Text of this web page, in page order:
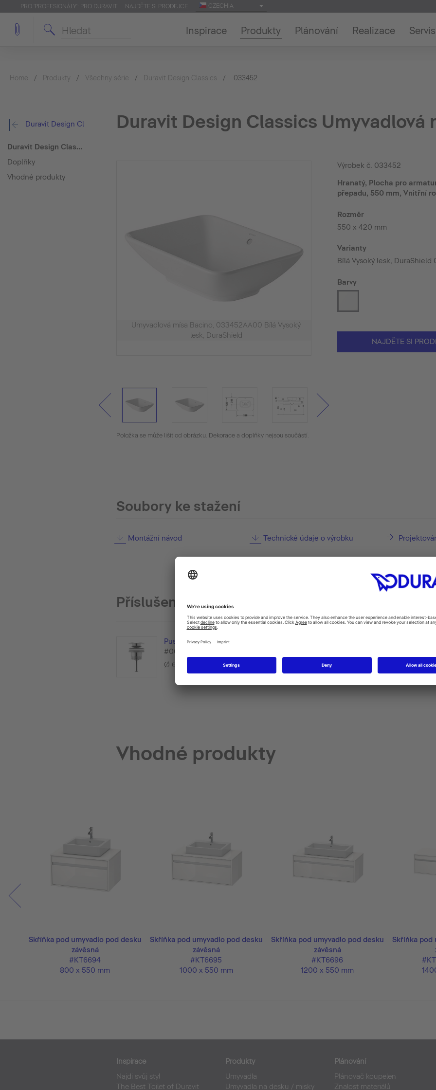
PRO 'PROFESIONÁLY': PRO.DURAVIT NAJDĚTE SI PRODEJCE CZECHIA
Inspirace Produkty Plánování Realizace Servis
Home Produkty Všechny série Duravit Design Classics 033452
Duravit Design Classics
Duravit Design Classics Umyvadlová mísa Bacino
Doplňky
Vhodné produkty
Duravit Design Classics Umyvadlová
Umyvadlová mísa Bacino, 033452AA00 Bílá Vysoký
lesk, DuraShield
Položka se může lišit od obrázku. Dekorace a doplňky nejsou součástí.
Výrobek č. 033452
Hranatý, Plocha pro
přepadu, 550 mm, Vnitřní
Rozměr
550 x 420 mm
Varianty
Bílá Vysoký lesk,
Barvy
NAJDĚTE SI
Soubory ke stažení
Montážní návod Technické údaje o výrobku
Příslušenství
Push-open ventil
#005052
Ø 63,5 mm
Vhodné produkty
Skříňka pod umyvadlo pod desku
závěsná
#KT6694
800 x 550 mm
Skříňka pod umyvadlo pod desku
závěsná
#KT6695
1000 x 550 mm
Skříňka pod umyvadlo pod desku
závěsná
#KT6696
1200 x 550 mm
Skříňka pod
Inspirace
Najdi svůj styl
The Best Toilet of Duravit
Produkty
Umyvadla
Umyvadla na desku / misky
Plánování
Plánovač koupelen
Znalost materiálů